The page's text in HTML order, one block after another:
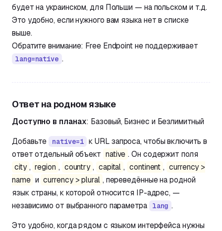
будет на украинском, для Польши — на польском и т.д.
Это удобно, если нужного вам языка нет в списке
выше.
Обратите внимание: Free Endpoint не поддерживает
lang=native .
Ответ на родном языке
Доступно в планах: Базовый, Бизнес и Безлимитный
Добавьте
native=1 к URL запроса, чтобы включить в
ответ отдельный объект native . Он содержит поля
city , region , country , capital , continent , currency >
name и currency > plural , переведённые на родной
язык страны, к которой относится IP-адрес, —
независимо от выбранного параметра
lang .
Это удобно, когда рядом с языком интерфейса нужны